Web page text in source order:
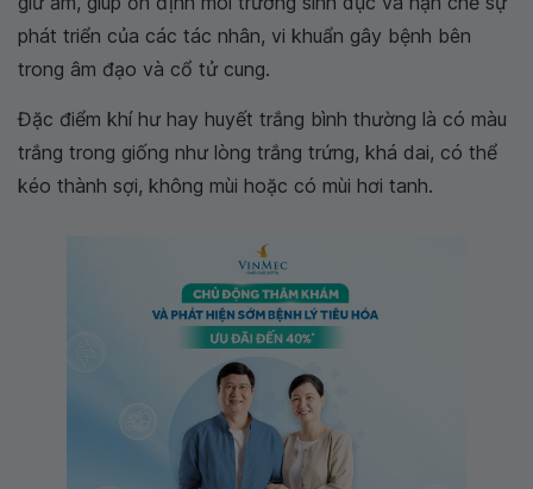
phát triển của các tác nhân, vi khuẩn gây bệnh bên
trong âm đạo và cổ tử cung.
Đặc điểm khí hư hay huyết trắng bình thường là có màu
trắng trong giống như lòng trắng trứng, khá dai, có thể
kéo thành sợi, không mùi hoặc có mùi hơi tanh.